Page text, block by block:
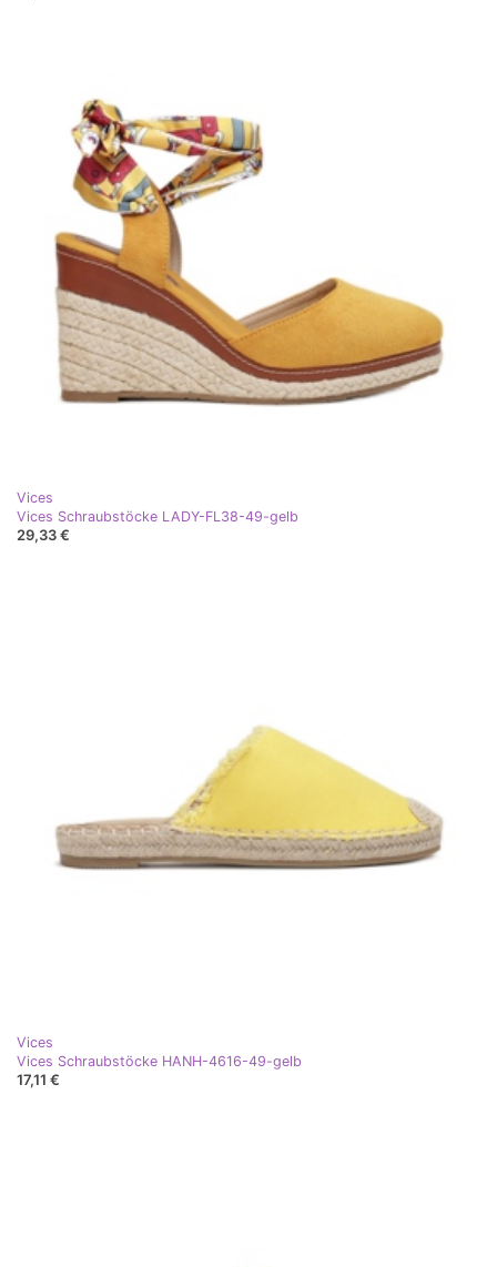
Vices
Vices Schraubstöcke LADY-FL38-49-gelb
29,33 €
Vices
Vices Schraubstöcke HANH-4616-49-gelb
17,11 €